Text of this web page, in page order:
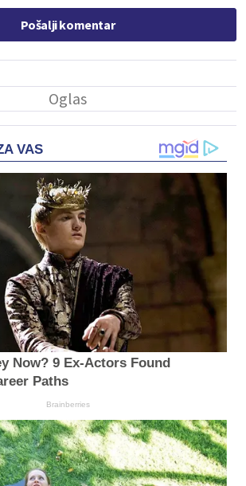
Pošalji komentar
VAS
Now? 9 Ex-Actors Found
Paths
Brainberries